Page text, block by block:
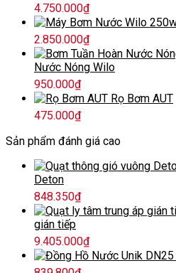
4.750.000₫
2.850.000₫
Nước Nóng Wilo
950.000₫
Rọ Bơm AUT
475.000₫
Sản phẩm đánh giá cao
Deton
848.350₫
gián tiếp
9.405.000₫